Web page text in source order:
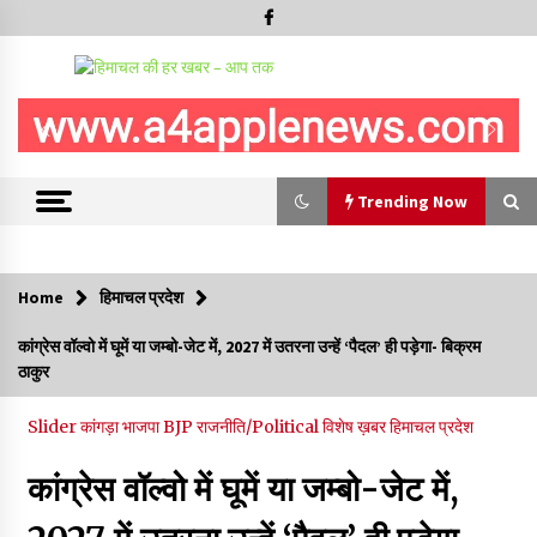
Trending Now
देवता जाख मंदिर रचोली में तीन दिवसीय “सावन मेला” देव विदाई के साथ
सम्पन्न
10/08/2026
Home हिमाचल प्रदेश
कांग्रेस वॉल्वो में घूमें या जम्बो-जेट में, 2027 में उतरना उन्हें ‘पैदल’ ही पड़ेगा- बिक्रम
ठाकुर
Sliderकांगड़ाभाजपा BJP राजनीति/Politicalविशेष ख़बरहिमाचल प्रदेश
कांग्रेस वॉल्वो में घूमें या जम्बो-जेट में,